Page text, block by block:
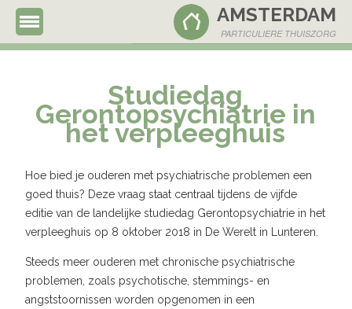
AMSTERDAM
PARTICULIERE THUISZORG
020 - 63 66 837
Studiedag
Gerontopsychiatrie in
het verpleeghuis
Hoe bied je ouderen met psychiatrische problemen een
goed thuis? Deze vraag staat centraal tijdens de vijfde
editie van de landelijke studiedag Gerontopsychiatrie in het
verpleeghuis op 8 oktober 2018 in De Werelt in Lunteren.
Steeds meer ouderen met chronische psychiatrische
problemen, zoals psychotische, stemmings- en
angststoornissen worden opgenomen in een